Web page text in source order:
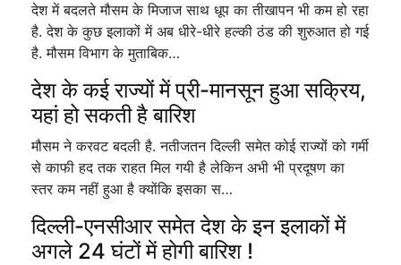
देश में बदलते मौसम के मिजाज साथ धूप का तीखापन भी कम हो रहा
है. देश के कुछ इलाकों में अब धीरे-धीरे हल्की ठंड की शुरुआत हो गई
है. मौसम विभाग के मुताबिक…
देश के कई राज्यों में प्री-मानसून हुआ सक्रिय,
यहां हो सकती है बारिश
मौसम ने करवट बदली है. नतीजतन दिल्ली समेत कोई राज्यों को गर्मी
से काफी हद तक राहत मिल गयी है लेकिन अभी भी प्रदूषण का
स्तर कम नहीं हुआ है क्योंकि इसका स…
दिल्ली-एनसीआर समेत देश के इन इलाकों में
अगले 24 घंटों में होगी बारिश !